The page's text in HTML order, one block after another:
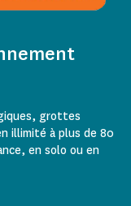
grottes
illimité à plus de 80
en solo ou en